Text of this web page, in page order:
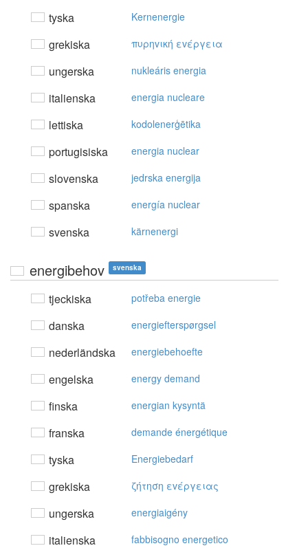
tyska Kernenergie
grekiska πυρηvική εvέργεια
ungerska nukleáris energia
italienska energia nucleare
lettiska kodolenerģētika
portugisiska energia nuclear
slovenska jedrska energija
spanska energía nuclear
svenska kärnenergi
energibehov svenska
tjeckiska potřeba energie
danska energiefterspørgsel
nederländska energiebehoefte
engelska energy demand
finska energian kysyntä
franska demande énergétique
tyska Energiebedarf
grekiska ζήτηση εvέργειας
ungerska energiaigény
italienska fabbisogno energetico